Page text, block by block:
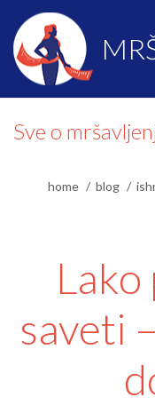
Sve o
home blog
saveti